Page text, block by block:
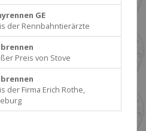
GE
der Rennbahntierärzte
Preis von Stove
der Firma Erich Rothe,